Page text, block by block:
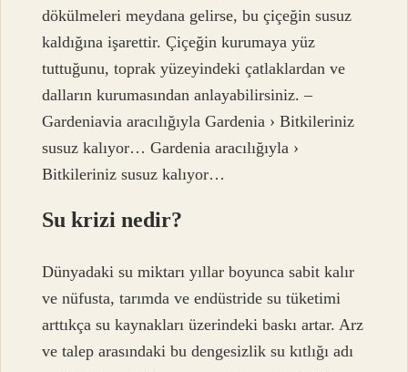
dökülmeleri meydana gelirse, bu çiçeğin susuz
kaldığına işarettir. Çiçeğin kurumaya yüz
tuttuğunu, toprak yüzeyindeki çatlaklardan ve
dalların kurumasından anlayabilirsiniz. –
Gardeniavia aracılığıyla Gardenia › Bitkileriniz
susuz kalıyor… Gardenia aracılığıyla ›
Bitkileriniz susuz kalıyor…
Su krizi nedir?
Dünyadaki su miktarı yıllar boyunca sabit kalır
ve nüfusta, tarımda ve endüstride su tüketimi
arttıkça su kaynakları üzerindeki baskı artar. Arz
ve talep arasındaki bu dengesizlik su kıtlığı adı